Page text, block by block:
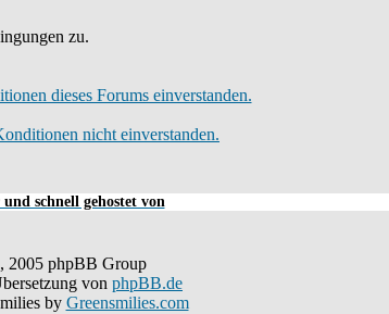
zu.
dieses Forums einverstanden.
nicht einverstanden.
schnell gehostet von
2005 phpBB Group
von phpBB.de
by Greensmilies.com